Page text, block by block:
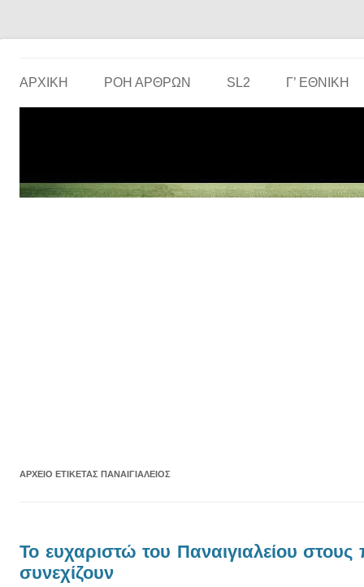
ΑΡΧΙΚΗ ΡΟΗ ΑΡΘΡΩΝ SL2 Γ’ ΕΘΝΙΚΉ
ΑΡΧΕΊΟ ΕΤΙΚΈΤΑΣ ΠΑΝΑΙΓΙΆΛΕΙΟΣ
Το ευχαριστώ του Παναιγιαλείου στους
συνεχίζουν